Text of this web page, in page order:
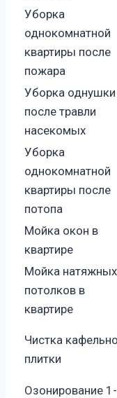
Уборка
однокомнатной
квартиры после
пожара
Уборка однушки
после травли
насекомых
Уборка
однокомнатной
квартиры после
потопа
Мойка окон в
квартире
Мойка натяжных
потолков в
квартире
Чистка
плитки
Озонирование 1-